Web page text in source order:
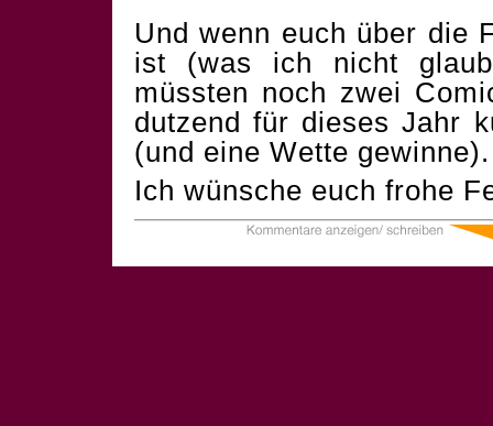
Und wenn euch über die
ist (was ich nicht
müssten noch zwei
dutzend für dieses Jahr
(und eine Wette
Ich wünsche euch frohe